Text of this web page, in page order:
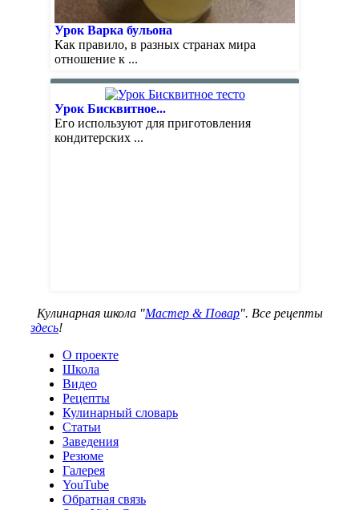
Урок Варка бульона
Как правило, в разных странах мира
отношение к ...
Урок Бисквитное...
Его используют для приготовления
кондитерских ...
Кулинарная школа "Мастер & Повар". Все рецепты
здесь!
О проекте
Школа
Видео
Рецепты
Кулинарный словарь
Статьи
Заведения
Резюме
Галерея
YouTube
Обратная связь